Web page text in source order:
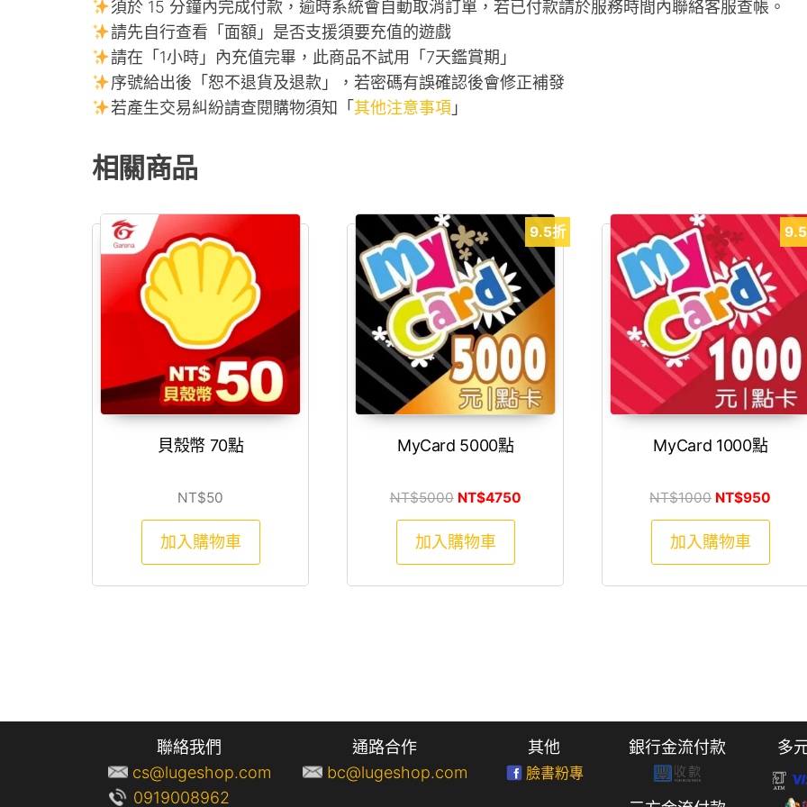
須於 15 分鐘內完成付款，逾時系統會自動取消訂單，若已付款請於服務時間內聯絡客服查帳。
請先自行查看「面額」是否支援須要充值的遊戲
請在「1小時」內充值完畢，此商品不試用「7天鑑賞期」
序號給出後「恕不退貨及退款」，若密碼有誤確認後會修正補發
若產生交易糾紛請查閱購物須知「 其他注意事項 」
相關商品
貝殼幣 70點
NT$50
加入購物車
9.5折
MyCard 5000點
NT$5000 原始價格：NT$5000。
NT$4750目前價格：NT$4750。
加入購物車
MyCard 1000點
NT$1000 原始價格：
NT$950
加入購物車
聯絡我們
cs@lugeshop.com
0919008962
通路合作
bc@lugeshop.com
其他
臉書粉專
銀行金流付款 多